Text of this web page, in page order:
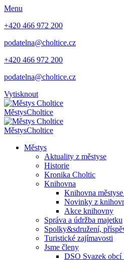
Menu
+420 466 972 200
podatelna@choltice.cz
+420 466 972 200
podatelna@choltice.cz
Vytisknout
MěstysCholtice
MěstysCholtice
Městys
Aktuality z městyse
Historie
Kronika Choltic
Knihovna
Knihovna
Novinky z
Akce knihovny
Správa a údržba majetku
Spolky&sdružení,
Turistické zajímavosti
Jsme členy
DSO Svazek obcí